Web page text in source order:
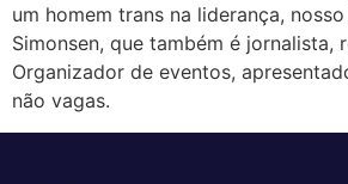
um homem trans na liderança,
Simonsen, que também é jornalista,
Organizador de eventos,
não vagas.